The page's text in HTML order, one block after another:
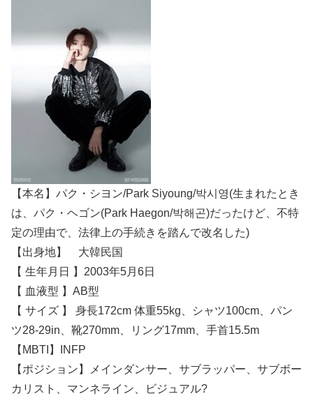
【本名】パク・シヨン/Park Siyoung/박시영(生まれたとき
は、パク・ヘゴン(Park Haegon/박해곤)だったけど、不特
定の理由で、法律上の手続きを踏んで改名した)
【出身地】 大韓民国
【 生年月日 】2003年5月6日
【 血液型 】AB型
【 サイズ 】 身長172cm 体重55kg、シャツ100cm、パン
ツ28-29in、靴270mm、リング17mm、手首15.5m
【MBTI】INFP
【ポジション】メインダンサー、サブラッパー、サブボー
カリスト、マンネライン、ビジュアル?